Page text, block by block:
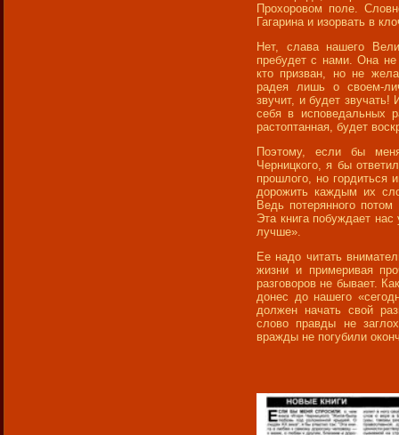
Прохоровом поле.
Гагарина и изорвать в
Нет, слава нашего
пребудет с нами. Она не
кто призван, но не
радея лишь о своем-
звучит, и будет звучать!
себя в исповедальных
растоптанная, будет
Поэтому, если бы
Черницкого, я бы
прошлого, но гордиться
дорожить каждым их
Ведь потерянного
Эта книга побуждает
лучше».
Ее надо читать
жизни и примеривая
разговоров не бывает.
донес до нашего
должен начать свой
слово правды не
вражды не погубили